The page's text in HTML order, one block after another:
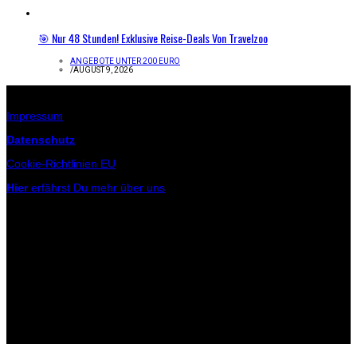
🎯 Nur 48 Stunden! Exklusive Reise-Deals Von Travelzoo
ANGEBOTE UNTER 200 EURO
/AUGUST 9, 2026
Impressum
Datenschutz
Cookie-Richtlinien EU
Hiererfährst Du mehr über uns